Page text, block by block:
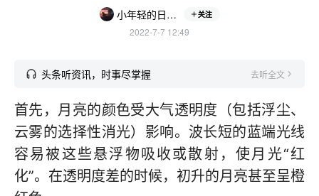
小年轻的日常生活 关注
2022-7-7 12:49
头条听资讯，时事尽掌握 去听全文
首先，月亮的颜色受大气透明度（包括浮尘、
云雾的选择性消光）影响。波长短的蓝端光线
容易被这些悬浮物吸收或散射，使月光“红
化”。在透明度差的时候，初升的月亮甚至呈橙